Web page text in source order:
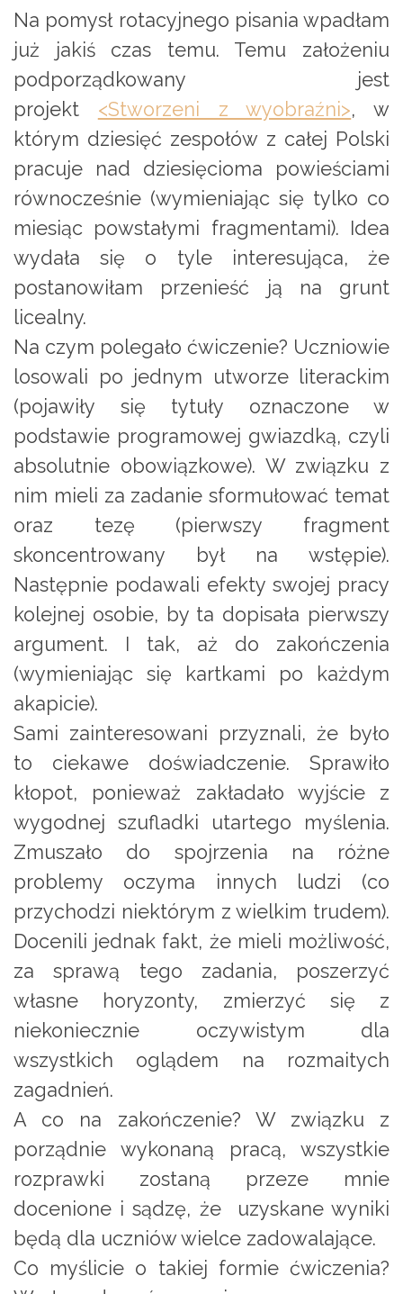
Na pomysł rotacyjnego pisania wpadłam
już jakiś czas temu. Temu założeniu
podporządkowany jest
projekt <Stworzeni z wyobraźni>, w
którym dziesięć zespołów z całej Polski
pracuje nad dziesięcioma powieściami
równocześnie (wymieniając się tylko co
miesiąc powstałymi fragmentami). Idea
wydała się o tyle interesująca, że
postanowiłam przenieść ją na grunt
licealny.
Na czym polegało ćwiczenie? Uczniowie
losowali po jednym utworze literackim
(pojawiły się tytuły oznaczone w
podstawie programowej gwiazdką, czyli
absolutnie obowiązkowe). W związku z
nim mieli za zadanie sformułować temat
oraz tezę (pierwszy fragment
skoncentrowany był na wstępie).
Następnie podawali efekty swojej pracy
kolejnej osobie, by ta dopisała pierwszy
argument. I tak, aż do zakończenia
(wymieniając się kartkami po każdym
akapicie).
Sami zainteresowani przyznali, że było
to ciekawe doświadczenie. Sprawiło
kłopot, ponieważ zakładało wyjście z
wygodnej szufladki utartego myślenia.
Zmuszało do spojrzenia na różne
problemy oczyma innych ludzi (co
przychodzi niektórym z wielkim trudem).
Docenili jednak fakt, że mieli możliwość,
za sprawą tego zadania, poszerzyć
własne horyzonty, zmierzyć się z
niekoniecznie oczywistym dla
wszystkich oglądem na rozmaitych
zagadnień.
A co na zakończenie? W związku z
porządnie wykonaną pracą, wszystkie
rozprawki zostaną przeze mnie
docenione i sądzę, że uzyskane wyniki
będą dla uczniów wielce zadowalające.
Co myślicie o takiej formie ćwiczenia?